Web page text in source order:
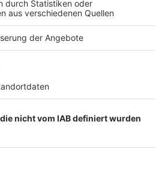
- Wirtschaftsrecht - Die Woche im
/Sonstiges /Wirtschaftsrecht
IDW S 1 zur